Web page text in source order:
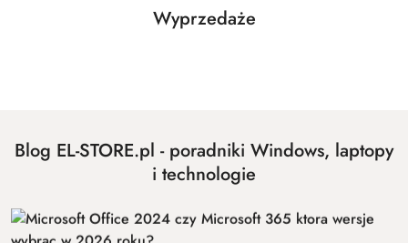
Pomiń karuzelę produktów
Produkty
Wyprzedaże
Blog EL-STORE.pl - poradniki Windows, laptopy
i technologie